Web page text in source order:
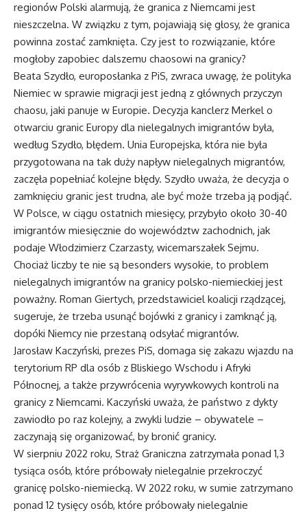
regionów Polski alarmują, że granica z Niemcami jest
nieszczelna. W związku z tym, pojawiają się głosy, że granica
powinna zostać zamknięta. Czy jest to rozwiązanie, które
mogłoby zapobiec dalszemu chaosowi na granicy?
Beata Szydło, europosłanka z PiS, zwraca uwagę, że polityka
Niemiec w sprawie migracji jest jedną z głównych przyczyn
chaosu, jaki panuje w Europie. Decyzja kanclerz Merkel o
otwarciu granic Europy dla nielegalnych imigrantów była,
według Szydło, błędem. Unia Europejska, która nie była
przygotowana na tak duży napływ nielegalnych migrantów,
zaczęła popełniać kolejne błędy. Szydło uważa, że decyzja o
zamknięciu granic jest trudna, ale być może trzeba ją podjąć.
W Polsce, w ciągu ostatnich miesięcy, przybyło około 30-40
imigrantów miesięcznie do województw zachodnich, jak
podaje Włodzimierz Czarzasty, wicemarszałek Sejmu.
Chociaż liczby te nie są besonders wysokie, to problem
nielegalnych imigrantów na granicy polsko-niemieckiej jest
poważny. Roman Giertych, przedstawiciel koalicji rządzącej,
sugeruje, że trzeba usunąć bojówki z granicy i zamknąć ją,
dopóki Niemcy nie przestaną odsyłać migrantów.
Jarosław Kaczyński, prezes PiS, domaga się zakazu wjazdu na
terytorium RP dla osób z Bliskiego Wschodu i Afryki
Północnej, a także przywrócenia wyrywkowych kontroli na
granicy z Niemcami. Kaczyński uważa, że państwo z dykty
zawiodło po raz kolejny, a zwykli ludzie – obywatele –
zaczynają się organizować, by bronić granicy.
W sierpniu 2022 roku, Straż Graniczna zatrzymała ponad 1,3
tysiąca osób, które próbowały nielegalnie przekroczyć
granicę polsko-niemiecką. W 2022 roku, w sumie zatrzymano
ponad 12 tysięcy osób, które próbowały nielegalnie